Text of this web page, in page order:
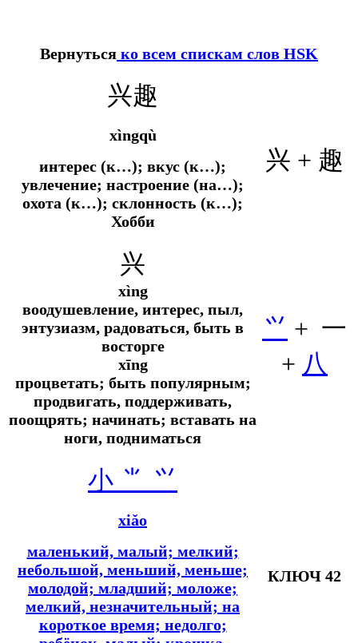
Вернуться ко всем спискам слов HSK
兴趣
xìngqù
интерес (к…); вкус (к…);
увлечение; настроение (на…);
охота (к…); склонность (к…);
Хобби
兴 + 趣
兴
xìng
воодушевление, интерес, пыл,
энтузиазм, радоваться, быть в
восторге
xīng
процветать; быть популярным;
продвигать, поддерживать,
поощрять; начинать; вставать на
ноги, подниматься
⺍ + 一
+ 八
小 ⺌ ⺍
xiǎo
маленький, малый; мелкий;
небольшой, меньший, меньше;
молодой; младший; моложе;
мелкий, незначительный; на
короткое время; недолго;
КЛЮЧ 42